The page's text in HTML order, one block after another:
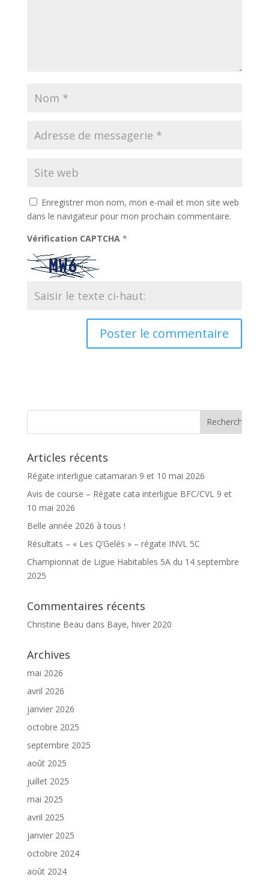
Enregistrer mon nom, mon e-mail et mon site web
dans le navigateur pour mon prochain commentaire.
Vérification CAPTCHA *
Articles récents
Régate interligue catamaran 9 et 10 mai 2026
Avis de course – Régate cata interligue BFC/CVL 9 et
10 mai 2026
Belle année 2026 à tous !
Résultats – « Les Q’Gelés » – régate INVL 5C
Championnat de Ligue Habitables 5A du 14 septembre
2025
Commentaires récents
Christine Beau dans Baye, hiver 2020
Archives
mai 2026
avril 2026
janvier 2026
octobre 2025
septembre 2025
août 2025
juillet 2025
mai 2025
avril 2025
janvier 2025
octobre 2024
août 2024